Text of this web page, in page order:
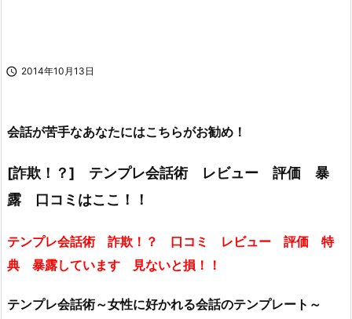
 2014年10月13日
会話が苦手なあなたにはこちらがお勧め！
[詐欺！？] テンプレ会話術 レビュー 評価 暴
露 口コミはここ！！
テンプレ会話術 詐欺！？ 口コミ レビュー 評価 特
典 暴露しています 見ないと損！！
テンプレ会話術～女性に好かれる会話のテンプレート～